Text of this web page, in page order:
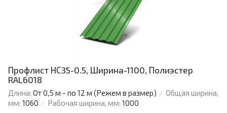
Профлист НС35-0.5, Ширина-1100, Полиэстер
RAL6018
Длина: От 0,5 м - по 12 м (Режем в размер)
Общая ширина,
мм: 1060 Рабочая ширина, мм: 1000